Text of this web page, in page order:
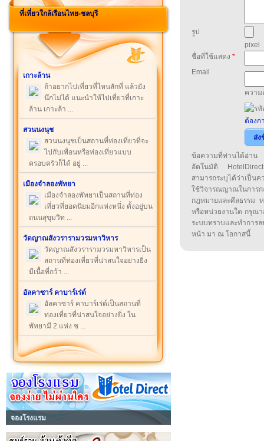
ที่เที่ยวใกล้เรือนไทย-ชลบุรี
เกาะล้าน
ถ้าอยากไปเที่ยวที่ไหนสักที่ แล้วยัง
นึกไม่ได้ แนะนำให้ไปเที่ยวที่เกาะ
ล้าน เกาะล้า ...
สวนนงนุช
สวนนงนุชเป็นสถานที่ท่องเที่ยวที่จะ
ไปกับเพื่อนหรือท่องเที่ยวแบบ
ครอบครัวก็ได้ อยู่ ...
เมืองจำลองพัทยา
เมืองจำลองพัทยาเป็นสถานที่ท่อง
เที่ยวที่ยอดนิยมอีกแห่งหนึ่ง ตั้งอยู่บน
ถนนสุขุมวิท ...
วัดญาณสังวรารามวรมหาวิหาร
วัดญาณสังวรารามวรมหาวิหารเป็น
สถานที่ท่องเที่ยวที่น่าสนใจอย่างยิ่ง
มีเนื้อที่กว้า ...
อัลคาซาร์ คาบาร์เร่ต์
อัลคาซาร์ คาบาร์เร่ต์เป็นสถานที่
ท่องเที่ยวที่น่าสนใจอย่างยิ่ง ใน
พัทยามี 2 แห่ง ซ ...
จองโรงแรม
รูป
pixel
ชื่อที่ใช้แสดง *
Email
ความ
ต้องก
ส่ง
ข้อความที่ท่านได้อ่าน
อัตโนมัติ
สามารถระบุได้ว่าเป็น
ใช้วิจารณญาณในกา
กฎหมายและศีลธรรม
หรือหน่วยงานใด กรุณา
ระบบทราบและทำกา
หน้า มา ณ โอกาสนี้